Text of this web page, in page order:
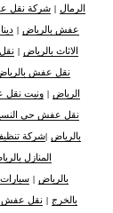
الرمال | شركة نقل
عفش بالرياض |
الاثاث بالرياض | نقل
نقل عفش
الرياض |ونيت
نقل عفش حي
بالرياض |شركة
المنازل
بالرياض |
بالخرج | نقل عفش